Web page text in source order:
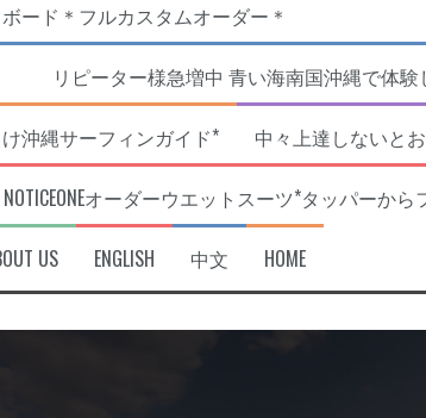
ボード＊フルカスタムオーダー＊
リピーター様急増中 青い海南国沖縄で体験
沖縄サーフィンガイド* 中々上達しないと
NOTICEONEオーダーウエットスーツ*タッパーか
US ENGLISH 中文 HOME